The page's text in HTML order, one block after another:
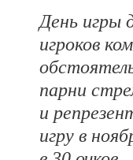
День игры
игроков
парни
и
игру в